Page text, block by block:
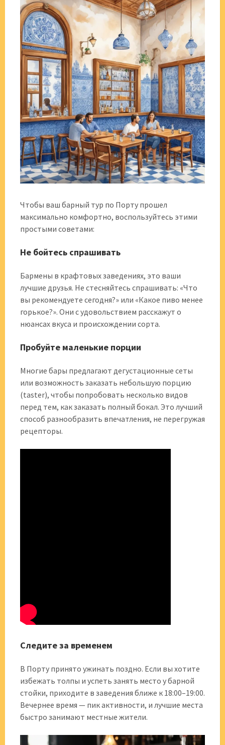
Чтобы ваш барный тур по Порту прошел
максимально комфортно, воспользуйтесь этими
простыми советами:
Не бойтесь спрашивать
Бармены в крафтовых заведениях, это ваши
лучшие друзья. Не стесняйтесь спрашивать: «Что
вы рекомендуете сегодня?» или «Какое пиво менее
горькое?». Они с удовольствием расскажут о
нюансах вкуса и происхождении сорта.
Пробуйте маленькие порции
Многие бары предлагают дегустационные сеты
или возможность заказать небольшую порцию
(taster), чтобы попробовать несколько видов
перед тем, как заказать полный бокал. Это лучший
способ разнообразить впечатления, не перегружая
рецепторы.
Следите за временем
В Порту принято ужинать поздно. Если вы хотите
избежать толпы и успеть занять место у барной
стойки, приходите в заведения ближе к 18:00–19:00.
Вечернее время — пик активности, и лучшие места
быстро занимают местные жители.